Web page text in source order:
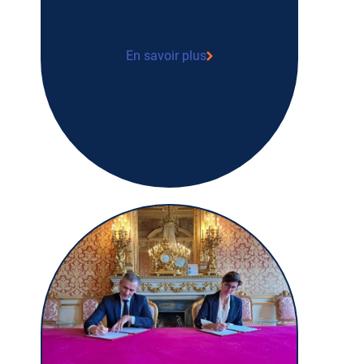
En savoir plus
Signature d’un partenariat entre
l’association Tulipe et French Healthcare